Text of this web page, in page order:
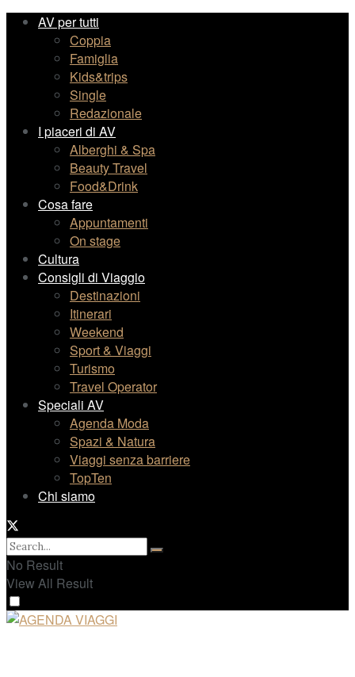
AV per tutti
Coppia
Famiglia
Kids&trips
Single
Redazionale
I piaceri di AV
Alberghi & Spa
Beauty Travel
Food&Drink
Cosa fare
Appuntamenti
On stage
Cultura
Consigli di Viaggio
Destinazioni
Itinerari
Weekend
Sport & Viaggi
Turismo
Travel Operator
Speciali AV
Agenda Moda
Spazi & Natura
Viaggi senza barriere
TopTen
Chi siamo
No Result
View All Result